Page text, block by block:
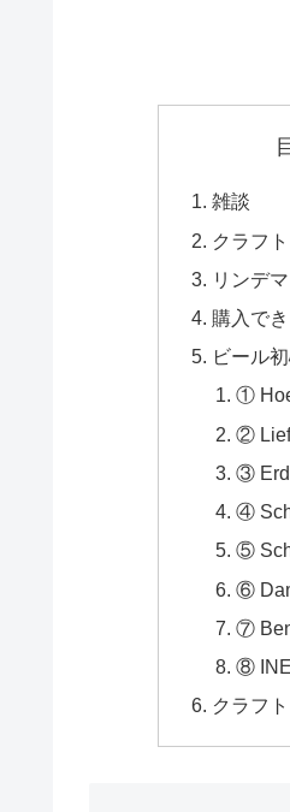
雑談
クラフ
リンデ
購入で
ビール
①
②
③
④
⑤
⑥
⑦
⑧
クラフ